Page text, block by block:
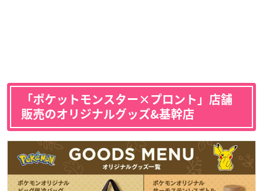
「ポケットモンスター×プロント」店舗
販売のオリジナルグッズ&基幹店